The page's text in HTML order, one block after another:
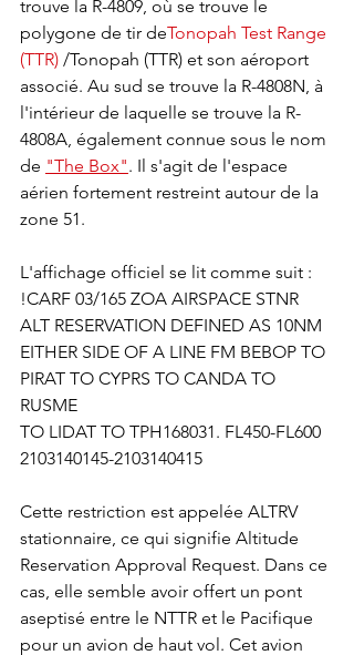
trouve la R-4809, où se trouve le
polygone de tir deTonopah Test Range
(TTR) /Tonopah (TTR) et son aéroport
associé. Au sud se trouve la R-4808N, à
l'intérieur de laquelle se trouve la R-
4808A, également connue sous le nom
de "The Box". Il s'agit de l'espace
aérien fortement restreint autour de la
zone 51.
L'affichage officiel se lit comme suit :
!CARF 03/165 ZOA AIRSPACE STNR
ALT RESERVATION DEFINED AS 10NM
EITHER SIDE OF A LINE FM BEBOP TO
PIRAT TO CYPRS TO CANDA TO
RUSME
TO LIDAT TO TPH168031. FL450-FL600
2103140145-2103140415
Cette restriction est appelée ALTRV
stationnaire, ce qui signifie Altitude
Reservation Approval Request. Dans ce
cas, elle semble avoir offert un pont
aseptisé entre le NTTR et le Pacifique
pour un avion de haut vol. Cet avion